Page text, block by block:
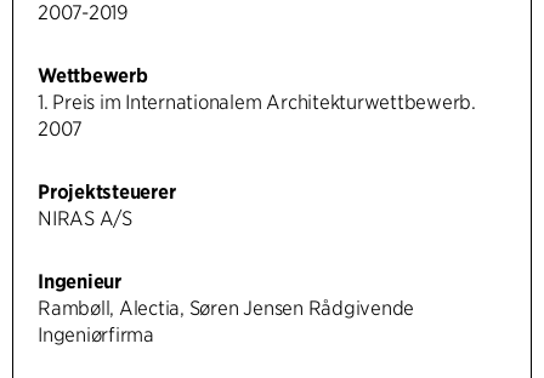
2007-2019
Wettbewerb
1. Preis im Internationalem Architekturwettbewerb.
2007
Projektsteuerer
NIRAS A/S
Ingenieur
Rambøll, Alectia, Søren Jensen Rådgivende
Ingeniørfirma